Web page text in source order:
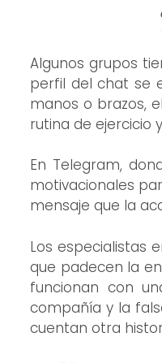
Algunos grupos
perfil del chat se
manos o brazos,
rutina de ejercicio
En Telegram,
motivacionales
mensaje que la
Los especialistas
que padecen la
funcionan con
compañía y la
cuentan otra